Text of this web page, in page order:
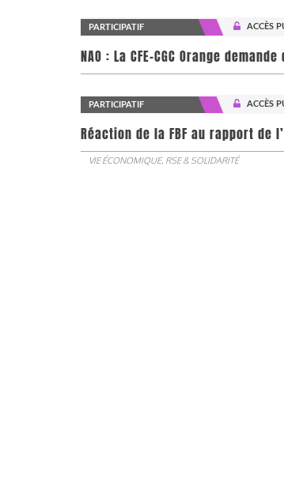
PARTICIPATIF ACCÈS
NAO : La CFE-CGC Orange
PARTICIPATIF ACCÈS
​​​​​​​Réaction de la FBF au rapport de
VIE ÉCONOMIQUE, RSE & SOLIDARITÉ